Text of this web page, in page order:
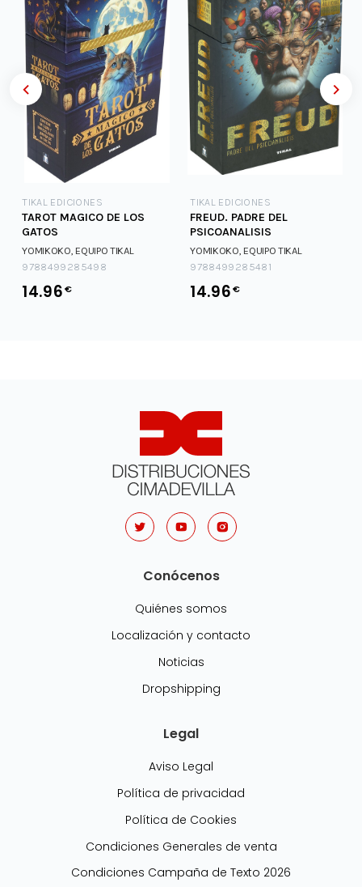
TIKAL EDICIONES
TAROT MAGICO DE LOS
GATOS
YOMIKOKO, EQUIPO TIKAL
9788499285498
14.96€
TIKAL EDICIONES
FREUD. PADRE DEL
PSICOANALISIS
YOMIKOKO, EQUIPO TIKAL
9788499285481
14.96€
Conócenos
Quiénes somos
Localización y contacto
Noticias
Dropshipping
Legal
Aviso Legal
Política de privacidad
Política de Cookies
Condiciones Generales de venta
Condiciones Campaña de Texto 2026